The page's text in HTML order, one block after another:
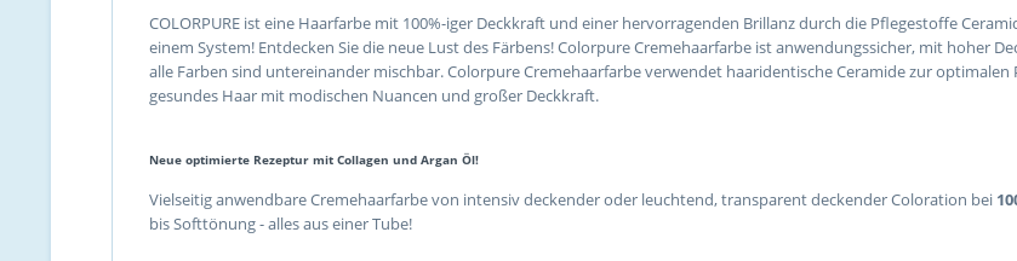
COLORPURE ist eine Haarfarbe mit 100%-iger Deckkraft und einer hervorragenden Brillanz durch die Pflegestoffe
einem System! Entdecken Sie die neue Lust des Färbens! Colorpure Cremehaarfarbe ist anwendungssicher, mit hoher
alle Farben sind untereinander mischbar. Colorpure Cremehaarfarbe verwendet haaridentische Ceramide zur optimalen
gesundes Haar mit modischen Nuancen und großer Deckkraft.
Neue optimierte Rezeptur mit Collagen und Argan Öl!
Vielseitig anwendbare Cremehaarfarbe von intensiv deckender oder leuchtend, transparent deckender Coloration bei
bis Softtönung - alles aus einer Tube!